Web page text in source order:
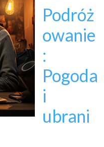
Podróż
owanie
:
Pogoda
i
ubrani